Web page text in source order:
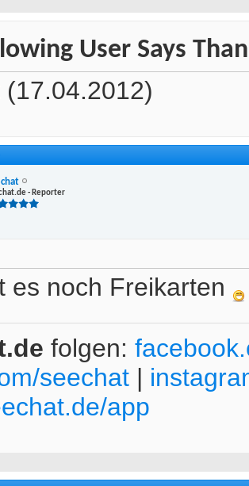
User Says
(17.04.2012)
- Reporter
es noch Freikarten
folgen:
seechat |
app